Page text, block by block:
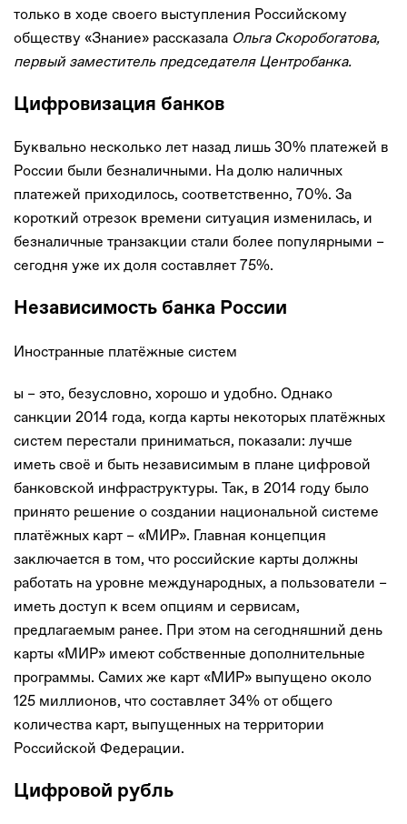
только в ходе своего выступления Российскому
обществу «Знание» рассказала Ольга Скоробогатова,
первый заместитель председателя Центробанка.
Цифровизация банков
Буквально несколько лет назад лишь 30% платежей в
России были безналичными. На долю наличных
платежей приходилось, соответственно, 70%. За
короткий отрезок времени ситуация изменилась, и
безналичные транзакции стали более популярными –
сегодня уже их доля составляет 75%.
Независимость банка России
Иностранные платёжные систем
ы – это, безусловно, хорошо и удобно. Однако
санкции 2014 года, когда карты некоторых платёжных
систем перестали приниматься, показали: лучше
иметь своё и быть независимым в плане цифровой
банковской инфраструктуры. Так, в 2014 году было
принято решение о создании национальной системе
платёжных карт – «МИР». Главная концепция
заключается в том, что российские карты должны
работать на уровне международных, а пользователи –
иметь доступ к всем опциям и сервисам,
предлагаемым ранее. При этом на сегодняшний день
карты «МИР» имеют собственные дополнительные
программы. Самих же карт «МИР» выпущено около
125 миллионов, что составляет 34% от общего
количества карт, выпущенных на территории
Российской Федерации.
Цифровой рубль